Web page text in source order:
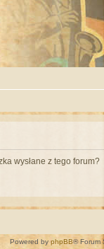
wysłane z tego forum?
Powered by phpBB® Forum